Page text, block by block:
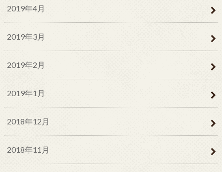
2019年4月
2019年3月
2019年2月
2019年1月
2018年12月
2018年11月